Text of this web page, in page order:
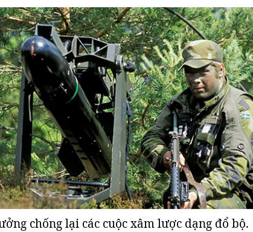
chống lại các cuộc xâm lược dạng đổ bộ.